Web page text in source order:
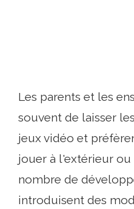
Les parents et les
souvent de laisser
jeux vidéo et
jouer à l'extérieur ou
nombre de
introduisent des